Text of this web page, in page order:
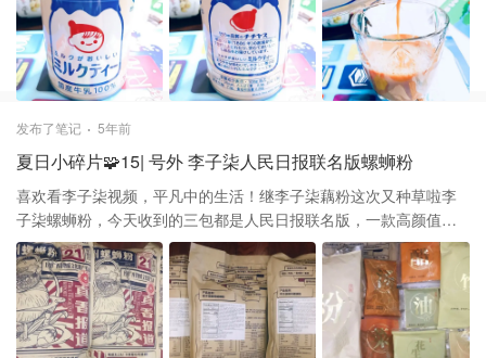
发布了笔记 5年前
夏日小碎片🧩15| 号外 李子柒人民日报联名版螺蛳粉
喜欢看李子柒视频，平凡中的生活！继李子柒藕粉这次又种草啦李
子柒螺蛳粉，今天收到的三包都是人民日报联名版，一款高颜值的
螺蛳粉，包装很用心，很有中国文化的记忆 迫不及待得拆开一包，
里面共有八包食材配料.米粉、汤底、木耳豇豆菜包、酸笋包、份量
超足的腐竹和花生、醋、辣椒油！米粉比其他粉更细，不咸汤好
喝，挺适合我这样喜欢吃重口食物偏清淡点的